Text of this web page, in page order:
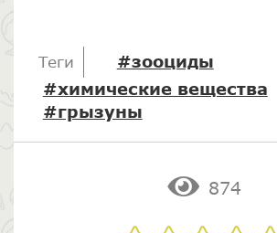
Теги
#зооциды
#химические вещества
#грызуны
874